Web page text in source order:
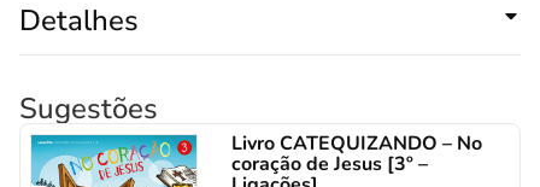
Detalhes
Sugestões
Livro CATEQUIZANDO – No
coração de Jesus [3º –